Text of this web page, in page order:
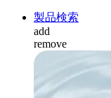
製品検索
add
remove